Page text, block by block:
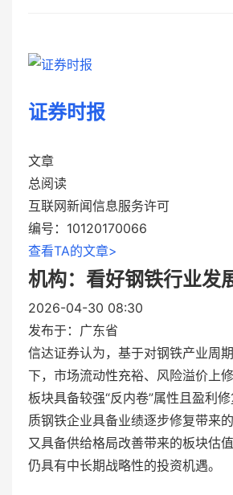
证券时报
文章
总阅读
互联网新闻信息服务许可
编号：10120170066
查看TA的文章>
机构：看好钢铁行业发
2026-04-30 08:30
发布于： 广东省
信达证券认为，基于对钢铁产业周
下，市场流动性充裕、风险溢价上
板块具备较强“反内卷”属性且盈利
质钢铁企业具备业绩逐步修复带来
又具备供给格局改善带来的板块估
仍具有中长期战略性的投资机遇。